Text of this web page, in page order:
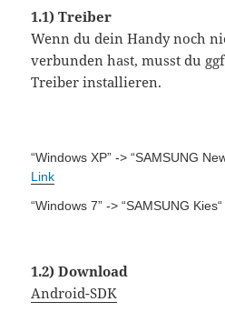
1.1) Treiber
Wenn du dein Handy noch
verbunden hast, musst du
Treiber installieren.
“Windows XP” -> “SAMSUNG
Link
“Windows 7” -> “SAMSUNG Kies
1.2) Download
Android-SDK